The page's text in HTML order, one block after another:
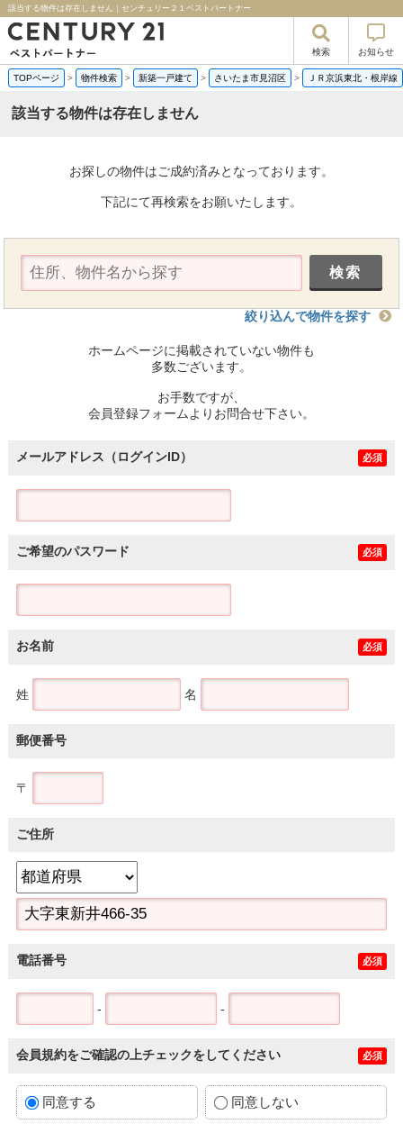
該当する物件は存在しません｜センチュリー２１ベストパートナー
検索 お知らせ
TOPページ > 物件検索 > 新築一戸建て > さいたま市見沼区 > ＪＲ京浜東北・根岸線
該当する物件は存在しません
お探しの物件はご成約済みとなっております。
下記にて再検索をお願いたします。
絞り込んで物件を探す
ホームページに掲載されていない物件も
多数ございます。
お手数ですが、
会員登録フォームよりお問合せ下さい。
メールアドレス（ログインID） 必須
ご希望のパスワード 必須
お名前 必須
姓 名
郵便番号
〒
ご住所
電話番号 必須
- -
会員規約をご確認の上チェックをしてください 必須
同意する 同意しない